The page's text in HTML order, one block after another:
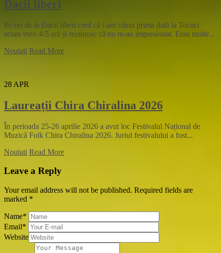
Dacii liberi
Pe cei de la Dacii liberi cred că i-am văzut prima dată la Tecuci
acum vreo 4-5 ani și recunosc că nu m-au impresionat. Erau multe...
Noutati Read More
28 APR
Laureații Chira Chiralina 2026
În perioada 25-26 aprilie 2026 a avut loc Festivalul Național de
Muzică Folk Chira Chiralina 2026. Juriul festivalului a fost...
Noutati Read More
Leave a Reply
Your email address will not be published. Required fields are
marked *
Name*
Email*
Website